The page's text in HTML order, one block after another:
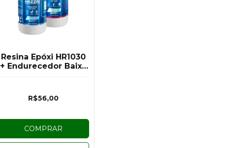
Resina Epóxi HR1030
+ Endurecedor Baixa
R$56,00
COMPRAR